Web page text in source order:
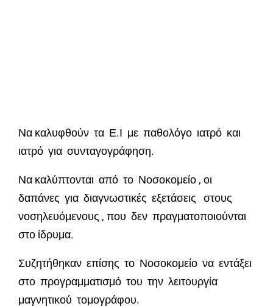
Να καλυφθούν τα Ε.Ι με παθολόγο ιατρό και
ιατρό για συνταγογράφηση.
Να καλύπτονται από το Νοσοκομείο , οι
δαπάνες για διαγνωστικές εξετάσεις στους
νοσηλευόμενους , που δεν πραγματοποιούνται
στο ίδρυμα.
Συζητήθηκαν επίσης το Νοσοκομείο να εντάξει
στο προγραμματισμό του την λειτουργία
μαγνητικού τομογράφου.